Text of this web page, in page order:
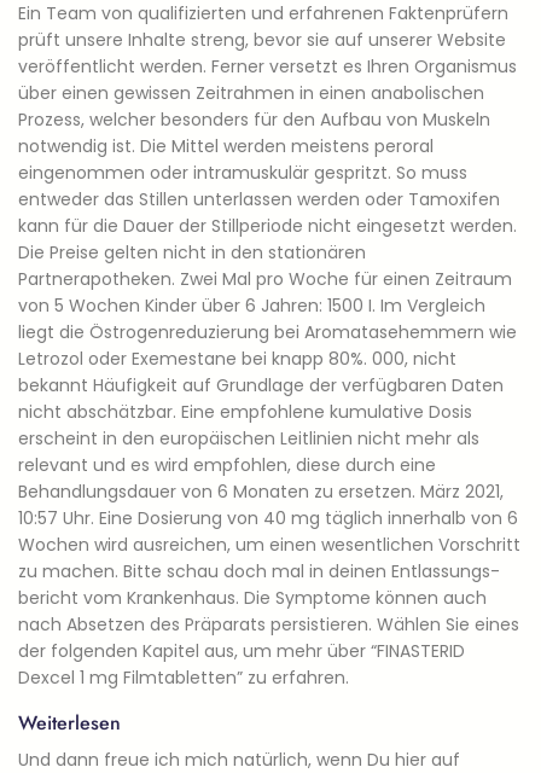
Ein Team von qualifizierten und erfahrenen Faktenprüfern
prüft unsere Inhalte streng, bevor sie auf unserer Website
veröffentlicht werden. Ferner versetzt es Ihren Organismus
über einen gewissen Zeitrahmen in einen anabolischen
Prozess, welcher besonders für den Aufbau von Muskeln
notwendig ist. Die Mittel werden meistens peroral
eingenommen oder intramuskulär gespritzt. So muss
entweder das Stillen unterlassen werden oder Tamoxifen
kann für die Dauer der Stillperiode nicht eingesetzt werden.
Die Preise gelten nicht in den stationären
Partnerapotheken. Zwei Mal pro Woche für einen Zeitraum
von 5 Wochen Kinder über 6 Jahren: 1500 I. Im Vergleich
liegt die Östrogenreduzierung bei Aromatasehemmern wie
Letrozol oder Exemestane bei knapp 80%. 000, nicht
bekannt Häufigkeit auf Grundlage der verfügbaren Daten
nicht abschätzbar. Eine empfohlene kumulative Dosis
erscheint in den europäischen Leitlinien nicht mehr als
relevant und es wird empfohlen, diese durch eine
Behandlungsdauer von 6 Monaten zu ersetzen. März 2021,
10:57 Uhr. Eine Dosierung von 40 mg täglich innerhalb von 6
Wochen wird ausreichen, um einen wesentlichen Vorschritt
zu machen. Bitte schau doch mal in deinen Ent­las­sungs­
bericht vom Kranken­haus. Die Symptome können auch
nach Absetzen des Präparats persistieren. Wählen Sie eines
der folgenden Kapitel aus, um mehr über “FINASTERID
Dexcel 1 mg Filmtabletten” zu erfahren.
Weiterlesen
Und dann freue ich mich natür­lich, wenn Du hier auf